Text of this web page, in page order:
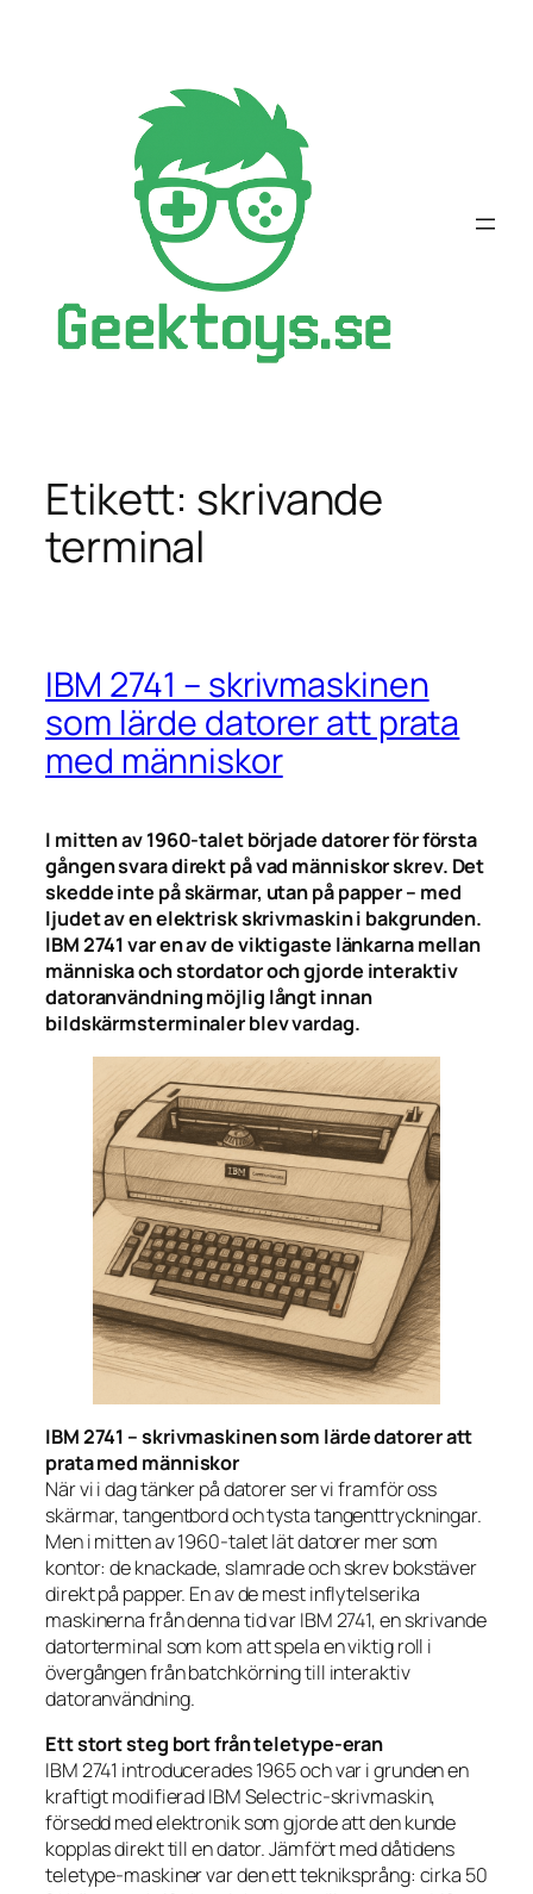
Etikett: skrivande
terminal
IBM 2741 – skrivmaskinen
som lärde datorer att prata
med människor
I mitten av 1960-talet började datorer för första
gången svara direkt på vad människor skrev. Det
skedde inte på skärmar, utan på papper – med
ljudet av en elektrisk skrivmaskin i bakgrunden.
IBM 2741 var en av de viktigaste länkarna mellan
människa och stordator och gjorde interaktiv
datoranvändning möjlig långt innan
bildskärmsterminaler blev vardag.
IBM 2741 – skrivmaskinen som lärde datorer att
prata med människor
När vi i dag tänker på datorer ser vi framför oss
skärmar, tangentbord och tysta tangenttryckningar.
Men i mitten av 1960-talet lät datorer mer som
kontor: de knackade, slamrade och skrev bokstäver
direkt på papper. En av de mest inflytelserika
maskinerna från denna tid var IBM 2741, en skrivande
datorterminal som kom att spela en viktig roll i
övergången från batchkörning till interaktiv
datoranvändning.
Ett stort steg bort från teletype-eran
IBM 2741 introducerades 1965 och var i grunden en
kraftigt modifierad IBM Selectric-skrivmaskin,
försedd med elektronik som gjorde att den kunde
kopplas direkt till en dator. Jämfört med dåtidens
teletype-maskiner var den ett tekniksprång: cirka 50